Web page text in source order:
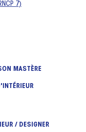
7)
MASTÈRE
/ DESIGNER